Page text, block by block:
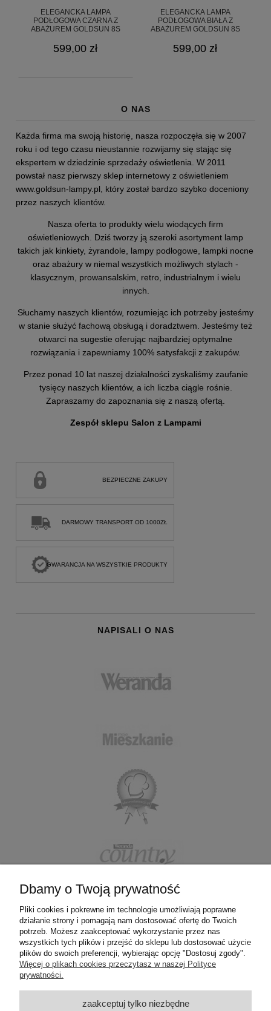
ELEGANCKA LAMPA
PODŁOGOWA CZARNA Z
ABAŻUREM GOLDSUN 8S
599,00 zł
ELEGANCKA LAMPA
PODŁOGOWA BIAŁA Z
ABAŻUREM GOLDSUN 8S
599,00 zł
O NAS
Każda firma ma swoją historię, nasza rozpoczęła się w 2007
roku i od tego czasu nieustannie rozwijamy się stając się
ekspertem w dziedzinie sprzedaży oświetlenia. W 2011
powstał nasz pierwszy sklep internetowy z oświetleniem
www.goldsun-lampy.pl,
który został bardzo szybko doceniony
przez naszych klientów.
Nasza oferta to produkty wielu wiodących firm
oświetleniowych. Dziś tworzy ją szeroki asortyment lamp
takich jak kinkiety, żyrandole, lampy podłogowe, lampki nocne
oraz abażury w niemal wszystkich możliwych stylach -
klasycznym, prowansalskim, retro, industrialnym i wielu
innych.
Słuchamy naszych klientów, rozumiejąc ich potrzeby jesteśmy
w stanie służyć fachową obsługą i doradztwem. Jesteśmy też
otwarci na sugestie oferując najbardziej optymalne
rozwiązania i zapewniamy 100% satysfakcji z zakupów.
Przez ponad 10 lat naszej działalności zyskaliśmy zaufanie
tysięcy naszych klientów, a ich liczba ciągle rośnie.
Zapraszamy do zapoznania się z naszą ofertą.
Zespół sklepu Salon z Lampami
BEZPIECZNE ZAKUPY
DARMOWY TRANSPORT OD 1000ZŁ
GWARANCJA NA WSZYSTKIE PRODUKTY
NAPISALI O NAS
ZAKUPY
POMOC
Dbamy o Twoją prywatność
Pliki cookies i pokrewne im technologie umożliwiają poprawne
działanie strony i pomagają nam dostosować ofertę do Twoich
potrzeb. Możesz zaakceptować wykorzystanie przez nas
wszystkich tych plików i przejść do sklepu lub dostosować użycie
plików do swoich preferencji, wybierając opcję "Dostosuj zgody".
Więcej o plikach cookies przeczytasz w naszej Polityce
prywatności.
zaakceptuj tylko niezbędne